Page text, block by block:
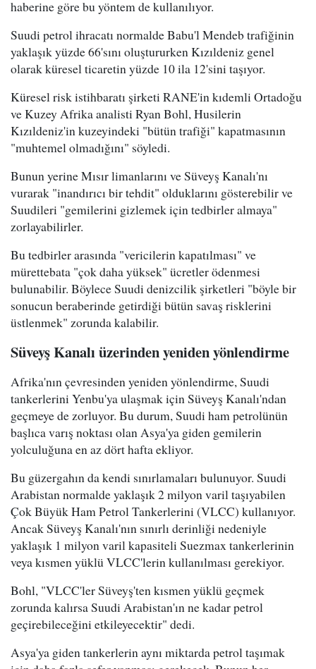
haberine göre bu yöntem de kullanılıyor.
Suudi petrol ihracatı normalde Babu'l Mendeb trafiğinin
yaklaşık yüzde 66'sını oluştururken Kızıldeniz genel
olarak küresel ticaretin yüzde 10 ila 12'sini taşıyor.
Küresel risk istihbaratı şirketi RANE'in kıdemli Ortadoğu
ve Kuzey Afrika analisti Ryan Bohl, Husilerin
Kızıldeniz'in kuzeyindeki "bütün trafiği" kapatmasının
"muhtemel olmadığını" söyledi.
Bunun yerine Mısır limanlarını ve Süveyş Kanalı'nı
vurarak "inandırıcı bir tehdit" olduklarını gösterebilir ve
Suudileri "gemilerini gizlemek için tedbirler almaya"
zorlayabilirler.
Bu tedbirler arasında "vericilerin kapatılması" ve
mürettebata "çok daha yüksek" ücretler ödenmesi
bulunabilir. Böylece Suudi denizcilik şirketleri "böyle bir
sonucun beraberinde getirdiği bütün savaş risklerini
üstlenmek" zorunda kalabilir.
Süveyş Kanalı üzerinden yeniden yönlendirme
Afrika'nın çevresinden yeniden yönlendirme, Suudi
tankerlerini Yenbu'ya ulaşmak için Süveyş Kanalı'ndan
geçmeye de zorluyor. Bu durum, Suudi ham petrolünün
başlıca varış noktası olan Asya'ya giden gemilerin
yolculuğuna en az dört hafta ekliyor.
Bu güzergahın da kendi sınırlamaları bulunuyor. Suudi
Arabistan normalde yaklaşık 2 milyon varil taşıyabilen
Çok Büyük Ham Petrol Tankerlerini (VLCC) kullanıyor.
Ancak Süveyş Kanalı'nın sınırlı derinliği nedeniyle
yaklaşık 1 milyon varil kapasiteli Suezmax tankerlerinin
veya kısmen yüklü VLCC'lerin kullanılması gerekiyor.
Bohl, "VLCC'ler Süveyş'ten kısmen yüklü geçmek
zorunda kalırsa Suudi Arabistan'ın ne kadar petrol
geçirebileceğini etkileyecektir" dedi.
Asya'ya giden tankerlerin aynı miktarda petrol taşımak